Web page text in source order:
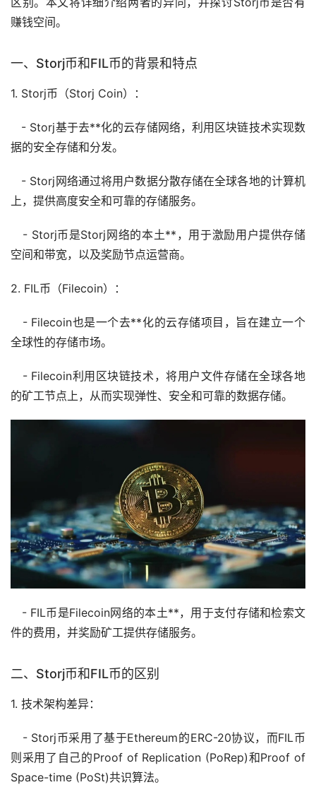
赚钱空间。
一、Storj币和FIL币的背景和特点
1. Storj币（Storj Coin）：
- Storj基于去**化的云存储网络，利用区块链技术实现数
据的安全存储和分发。
- Storj网络通过将用户数据分散存储在全球各地的计算机
上，提供高度安全和可靠的存储服务。
- Storj币是Storj网络的本土**，用于激励用户提供存储
空间和带宽，以及奖励节点运营商。
2. FIL币（Filecoin）：
- Filecoin也是一个去**化的云存储项目，旨在建立一个
全球性的存储市场。
- Filecoin利用区块链技术，将用户文件存储在全球各地
的矿工节点上，从而实现弹性、安全和可靠的数据存储。
- FIL币是Filecoin网络的本土**，用于支付存储和检索文
件的费用，并奖励矿工提供存储服务。
二、Storj币和FIL币的区别
1. 技术架构差异：
- Storj币采用了基于Ethereum的ERC-20协议，而FIL币
则采用了自己的Proof of Replication (PoRep)和Proof of
Space-time (PoSt)共识算法。